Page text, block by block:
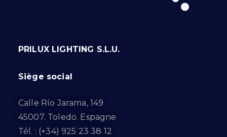
PRILUX LIGHTING S.L.U.
Siège social
Calle Río Jarama, 149
45007. Toledo. Espagne
Tél. : (+34) 925 23 38 12